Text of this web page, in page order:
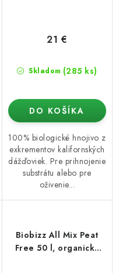
Skladom (285 ks)
21 €
DO KOŠÍKA
100% biologické hnojivo z
exkrementov kalifornských
dážďoviek. Pre prihnojenie
substrátu alebo pre
oživenie...
Biobizz All Mix Peat
Free 50 l, organický